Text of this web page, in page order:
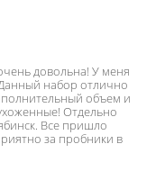
довольна! У меня
набор отлично
объем и
Отдельно
Все пришло
за пробники в